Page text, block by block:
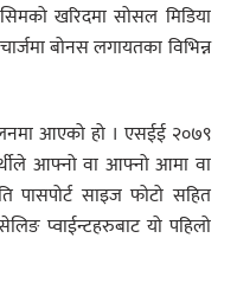
सिमको खरिदमा सोसल मिडिया
बोनस लगायतका विभिन्न
आएको हो । एसईई २०७९
आफ्नो वा आफ्नो आमा वा
पासपोर्ट साइज फोटो सहित
प्वाईन्टहरुबाट यो पहिलो